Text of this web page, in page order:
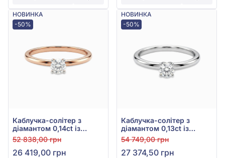
НОВИНКА
-50%
Каблучка-солітер з
діамантом 0,14ct із
червоного золота 585°,
арт. К406-3.50-бр
52 838,00 грн
26 419,00 грн
НОВИНКА
-50%
Каблучка-солітер з
діамантом 0,13ct із
білого золота 585°, арт.
К406-3.50б-бр
54 749,00 грн
27 374,50 грн